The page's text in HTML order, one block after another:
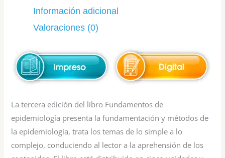
Información adicional
Valoraciones (0)
La tercera edición del libro Fundamentos de
epidemiología presenta la fundamentación y métodos de
la epidemiología, trata los temas de lo simple a lo
complejo, conduciendo al lector a la aprehensión de los